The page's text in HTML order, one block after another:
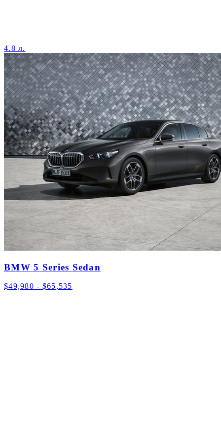
4.8 л.
BMW 5 Series Sedan
$49,980 - $65,535